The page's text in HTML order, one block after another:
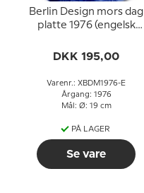
Berlin Design mors dag
platte 1976 (engelsk
DKK 195,00
Varenr.: XBDM1976-E
Årgang: 1976
Mål: Ø: 19 cm
PÅ LAGER
Se vare